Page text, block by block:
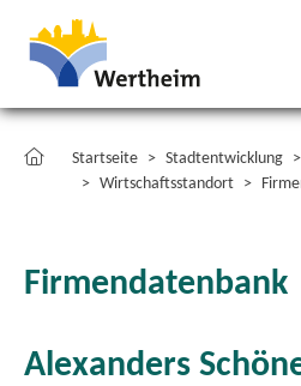
Startseite Stadtentwicklung
Wirtschaftsstandort
Firmendatenbank
Alexanders